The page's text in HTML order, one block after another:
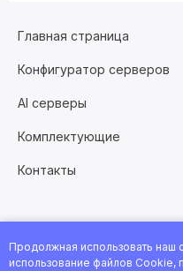
Главная страница
Конфигуратор серверов
AI серверы
Комплектующие
Контакты
Хотите работать с нами?
Продолжная использовать наш
использование файлов Cookie,